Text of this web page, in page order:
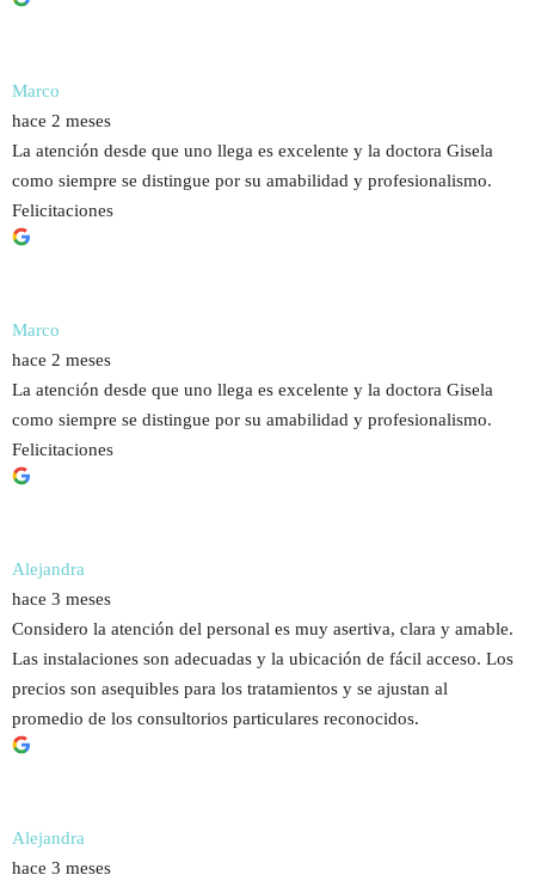
Marco
hace 2 meses
La atención desde que uno llega es excelente y la doctora Gisela
como siempre se distingue por su amabilidad y profesionalismo.
Felicitaciones
Marco
hace 2 meses
La atención desde que uno llega es excelente y la doctora Gisela
como siempre se distingue por su amabilidad y profesionalismo.
Felicitaciones
Alejandra
hace 3 meses
Considero la atención del personal es muy asertiva, clara y amable.
Las instalaciones son adecuadas y la ubicación de fácil acceso. Los
precios son asequibles para los tratamientos y se ajustan al
promedio de los consultorios particulares reconocidos.
Alejandra
hace 3 meses